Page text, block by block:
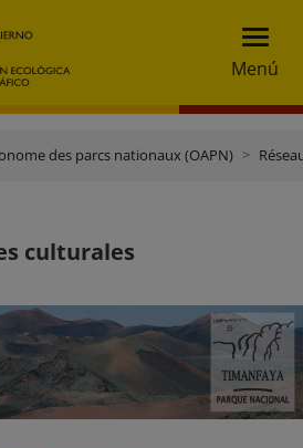
Menú
des parcs nationaux (OAPN)
culturales